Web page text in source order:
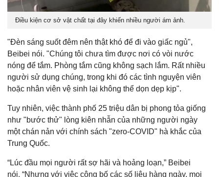
Điều kiện cơ sở vật chất tại đây khiến nhiều người ám ảnh.
"Đèn sáng suốt đêm nên thật khó để đi vào giấc ngủ",
Beibei nói. "Chúng tôi chưa tìm được nơi có vòi nước
nóng để tắm. Phòng tắm cũng không sạch lắm. Rất nhiều
người sử dụng chúng, trong khi đó các tình nguyện viên
hoặc nhân viên vệ sinh lại không thể dọn dẹp kịp".
Tuy nhiên, việc thành phố 25 triệu dân bị phong tỏa giống
như "bước thử" lòng kiên nhẫn của những người ngày
một chán nản với chính sách "zero-COVID" hà khắc của
Trung Quốc.
“Lúc đầu mọi người rất sợ hãi và hoảng loạn,” Beibei
nói. “Nhưng với việc công bố các số liệu hàng ngày, mọi